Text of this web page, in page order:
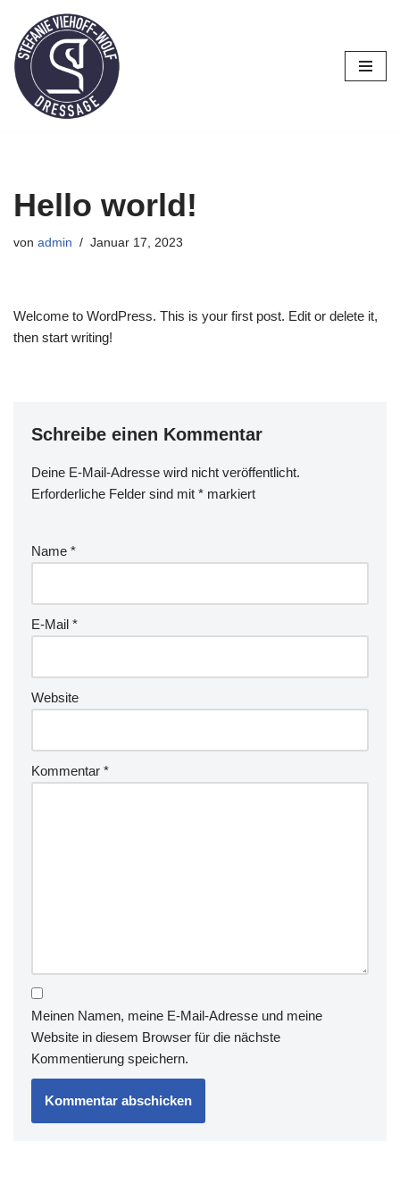
Zum
Inhalt
springen
Hello world!
von admin Januar 17, 2023
Welcome to WordPress. This is your first post. Edit or delete it,
then start writing!
Schreibe einen Kommentar
Deine E-Mail-Adresse wird nicht veröffentlicht.
Erforderliche Felder sind mit * markiert
Name *
E-Mail *
Website
Kommentar *
Meinen Namen, meine E-Mail-Adresse und meine
Website in diesem Browser für die nächste
Kommentierung speichern.